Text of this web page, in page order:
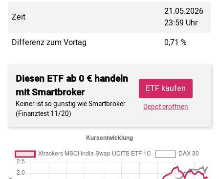
Zeit
21.05.2026
23:59 Uhr
Differenz zum Vortag
0,71 %
Diesen ETF ab 0 € handeln
mit Smartbroker
Keiner ist so günstig wie Smartbroker
(Finanztest 11/20)
ETF kaufen
Depot eröffnen